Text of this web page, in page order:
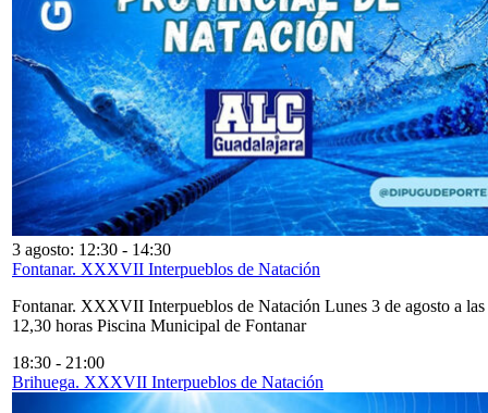
3 agosto: 12:30 - 14:30
Fontanar. XXXVII Interpueblos de Natación
Fontanar. XXXVII Interpueblos de Natación Lunes 3 de agosto a las
12,30 horas Piscina Municipal de Fontanar
18:30 - 21:00
Brihuega. XXXVII Interpueblos de Natación